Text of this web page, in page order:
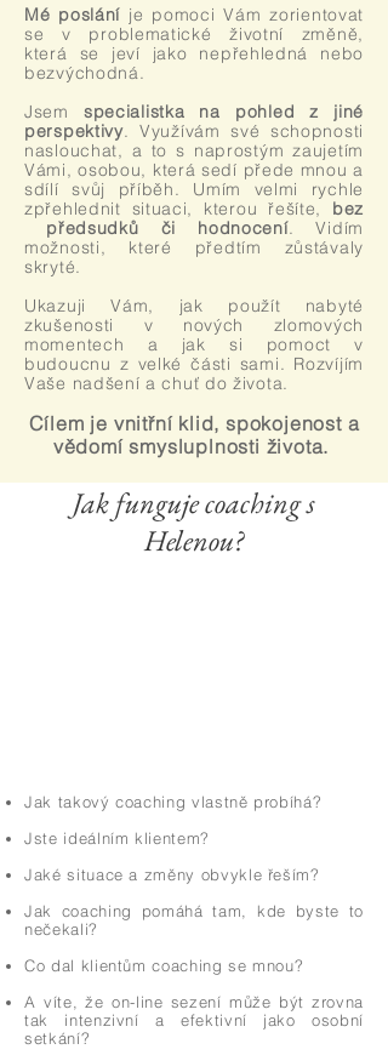
Mé poslání je pomoci Vám zorientovat
se v problematické životní změně,
která se jeví jako nepřehledná nebo
bezvýchodná.
Jsem specialistka na pohled z jiné
perspektivy. Využívám své schopnosti
naslouchat, a to s naprostým zaujetím
Vámi, osobou, která sedí přede mnou a
sdílí svůj příběh. Umím velmi rychle
zpřehlednit situaci, kterou řešíte, bez
předsudků či hodnocení. Vidím
možnosti, které předtím zůstávaly
skryté.
Ukazuji Vám, jak použít nabyté
zkušenosti v nových zlomových
momentech a jak si pomoct v
budoucnu z velké části sami. Rozvíjím
Vaše nadšení a chuť do života.
Cílem je vnitřní klid, spokojenost a
vědomí smysluplnosti života.
Jak funguje coaching s
Helenou?
Jak takový coaching vlastně probíhá?
Jste ideálním klientem?
Jaké situace a změny obvykle řeším?
Jak coaching pomáhá tam, kde byste to
nečekali?
Co dal klientům coaching se mnou?
A víte, že on-line sezení může být zrovna
tak intenzivní a efektivní jako osobní
setkání?